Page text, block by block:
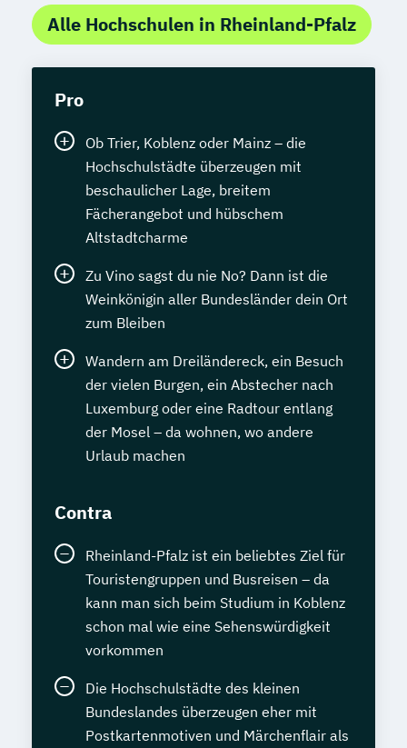
Alle Hochschulen in Rheinland-Pfalz
Pro
Ob Trier, Koblenz oder Mainz – die
Hochschulstädte überzeugen mit
beschaulicher Lage, breitem
Fächerangebot und hübschem
Altstadtcharme
Zu Vino sagst du nie No? Dann ist die
Weinkönigin aller Bundesländer dein Ort
zum Bleiben
Wandern am Dreiländereck, ein Besuch
der vielen Burgen, ein Abstecher nach
Luxemburg oder eine Radtour entlang
der Mosel – da wohnen, wo andere
Urlaub machen
Contra
Rheinland-Pfalz ist ein beliebtes Ziel für
Touristengruppen und Busreisen – da
kann man sich beim Studium in Koblenz
schon mal wie eine Sehenswürdigkeit
vorkommen
Die Hochschulstädte des kleinen
Bundeslandes überzeugen eher mit
Postkartenmotiven und Märchenflair als